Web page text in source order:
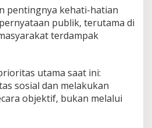
pentingnya kehati-hatian
publik, terutama di
terdampak
utama saat ini:
sosial dan melakukan
objektif, bukan melalui